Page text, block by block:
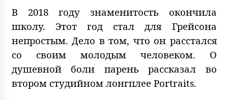
В 2018 году знаменитость окончила
школу. Этот год стал для Грейсона
непростым. Дело в том, что он расстался
со своим молодым человеком. О
душевной боли парень рассказал во
втором студийном лонгплее Portraits.